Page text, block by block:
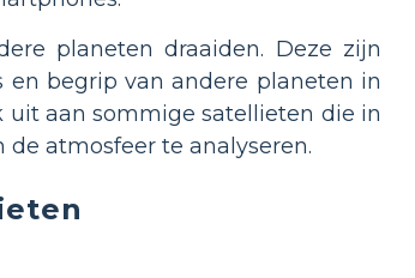
planeten draaiden. Deze zijn
begrip van andere planeten in
uit aan sommige satellieten die in
atmosfeer te analyseren.